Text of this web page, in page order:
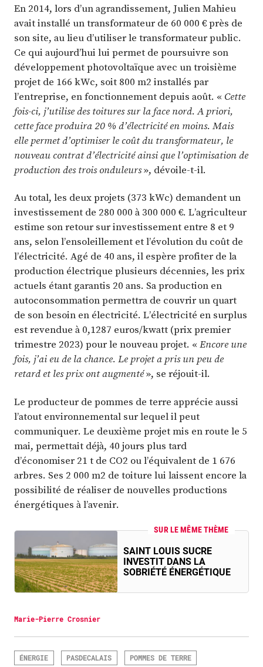
En 2014, lors d’un agrandissement, Julien Mahieu
avait installé un transformateur de 60 000 € près de
son site, au lieu d’utiliser le transformateur public.
Ce qui aujourd’hui lui permet de poursuivre son
développement photovoltaïque avec un troisième
projet de 166 kWc, soit 800 m2 installés par
l’entreprise, en fonctionnement depuis août. « Cette
fois-ci, j’utilise des toitures sur la face nord. A priori,
cette face produira 20 % d’électricité en moins. Mais
elle permet d’optimiser le coût du transformateur, le
nouveau contrat d’électricité ainsi que l’optimisation de
production des trois onduleurs», dévoile-t-il.
Au total, les deux projets (373 kWc) demandent un
investissement de 280 000 à 300 000 €. L’agriculteur
estime son retour sur investissement entre 8 et 9
ans, selon l’ensoleillement et l’évolution du coût de
l’électricité. Agé de 40 ans, il espère profiter de la
production électrique plusieurs décennies, les prix
actuels étant garantis 20 ans. Sa production en
autoconsommation permettra de couvrir un quart
de son besoin en électricité. L’électricité en surplus
est revendue à 0,1287 euros/kwatt (prix premier
trimestre 2023) pour le nouveau projet. «Encore une
fois, j’ai eu de la chance. Le projet a pris un peu de
retard et les prix ont augmenté», se réjouit-il.
Le producteur de pommes de terre apprécie aussi
l’atout environnemental sur lequel il peut
communiquer. Le deuxième projet mis en route le 5
mai, permettait déjà, 40 jours plus tard
d’économiser 21 t de CO2 ou l’équivalent de 1 676
arbres. Ses 2 000 m2 de toiture lui laissent encore la
possibilité de réaliser de nouvelles productions
énergétiques à l’avenir.
SUR LE MÊME THÈME
SAINT LOUIS SUCRE
INVESTIT DANS LA
SOBRIÉTÉ ÉNERGÉTIQUE
Marie-Pierre Crosnier
ÉNERGIE PASDECALAIS POMMES DE TERRE